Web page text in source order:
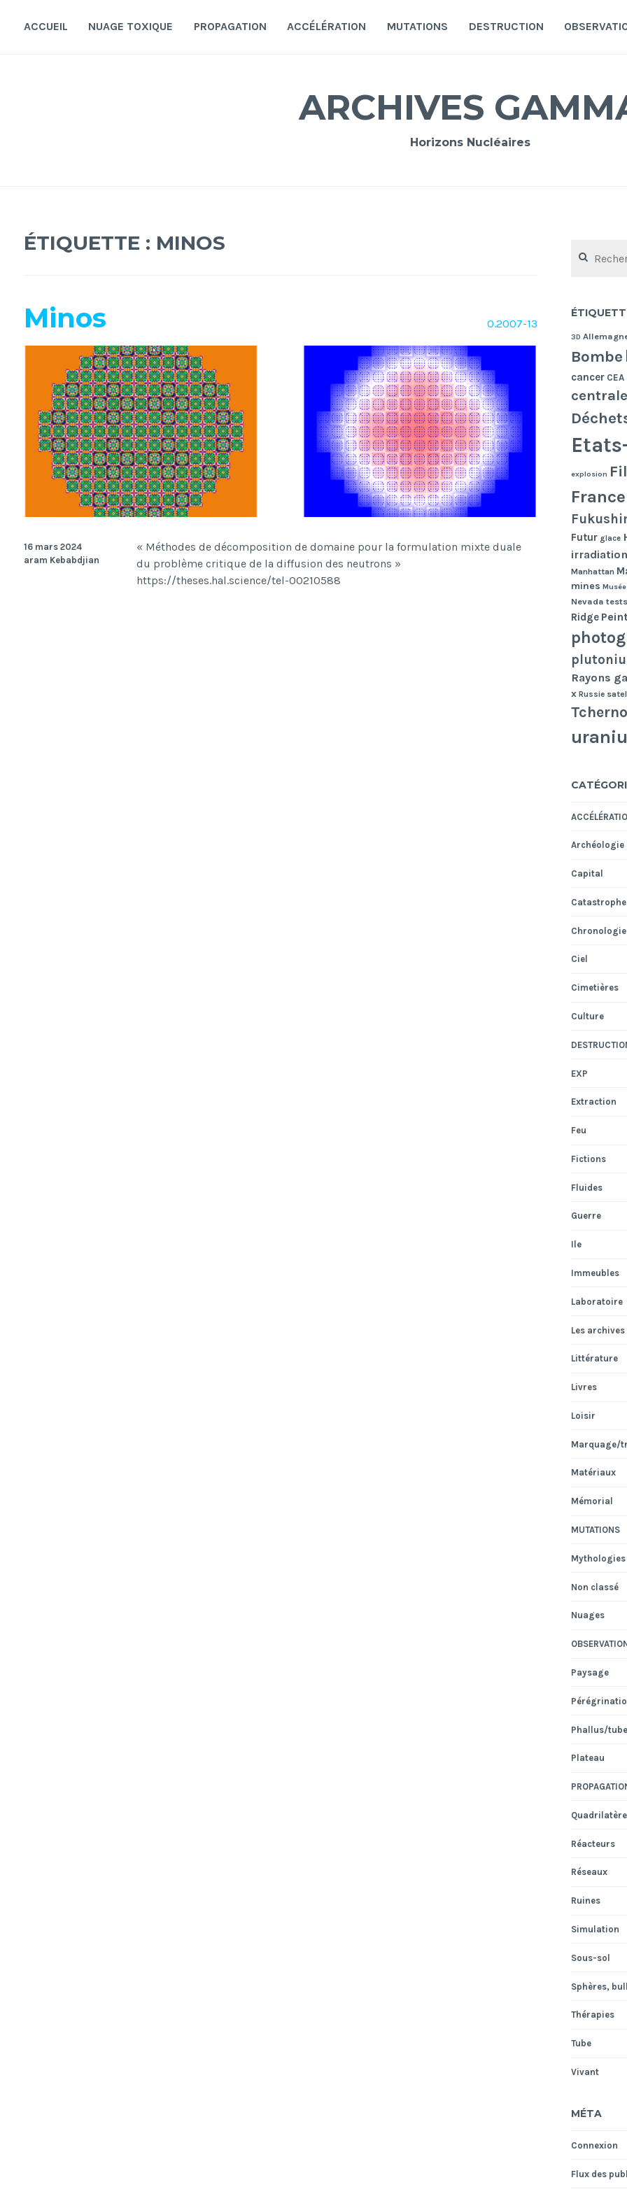
ACCUEIL NUAGE TOXIQUE PROPAGATION ACCÉLÉRATION MUTATIONS DESTRUCTION
ARCHIVES
Horizons Nucléaires
ÉTIQUETTE : MINOS
Minos O.2007-13
« Méthodes de décomposition de domaine pour la formulation mixte duale
du problème critique de la diffusion des neutrons »
https://theses.hal.science/tel-00210588
16 mars 2024
aram Kebabdjian
3D
Bombe
cancer CEA
explosion
France
Futur glace
irradiation
Manhattan
mines Musée
Nevada
Ridge
Rayons
x Russie
Archéologie
Capital
Catastrophe
Ciel
Cimetières
Culture
EXP
Extraction
Feu
Fictions
Fluides
Guerre
Ile
Immeubles
Laboratoire
Les archives
Littérature
Livres
Loisir
Marquage/
Matériaux
Mémorial
MUTATIONS
Mythologies
Non classé
Nuages
Paysage
Phallus/
Plateau
Réacteurs
Réseaux
Ruines
Simulation
Sous-sol
Sphères,
Thérapies
Tube
Vivant
MÉTA
Connexion
Flux des